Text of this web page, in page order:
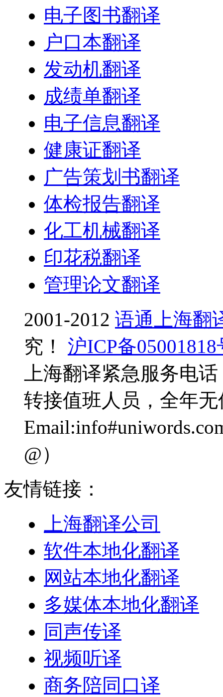
电子图书翻译
户口本翻译
发动机翻译
成绩单翻译
电子信息翻译
健康证翻译
广告策划书翻译
体检报告翻译
化工机械翻译
印花税翻译
管理论文翻译
2001-2012 语通上海翻
究！
沪ICP备05001818
上海翻译紧急服务电
转接值班人员，全年无
@）
友情链接：
上海翻译公司
软件本地化翻译
网站本地化翻译
多媒体本地化翻译
同声传译
视频听译
商务陪同口译